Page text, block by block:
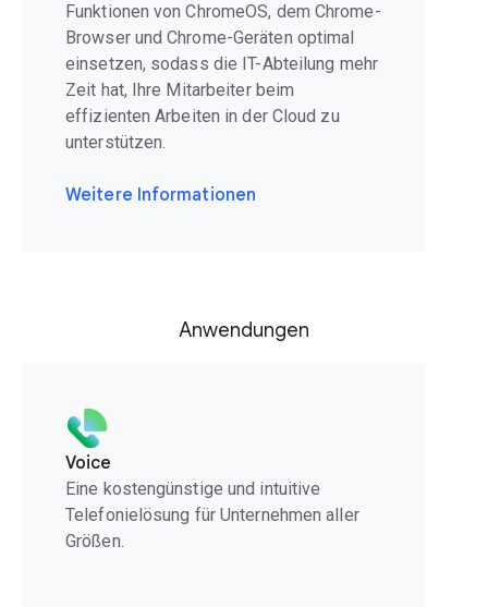
Funktionen von ChromeOS, dem Chrome-
Browser und Chrome-Geräten optimal
einsetzen, sodass die IT-Abteilung mehr
Zeit hat, Ihre Mitarbeiter beim
effizienten Arbeiten in der Cloud zu
unterstützen.
Weitere Informationen
Anwendungen
Voice
Eine kostengünstige und intuitive
Telefonielösung für Unternehmen aller
Größen.